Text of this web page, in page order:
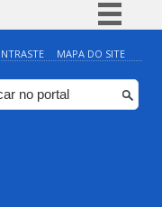
Simplifique!
Comunica BR
Participe
MAPA DO SITE